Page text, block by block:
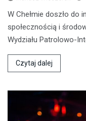
W Chełmie doszło do
społecznością i
Wydziału Patrolowo-
Czytaj dalej